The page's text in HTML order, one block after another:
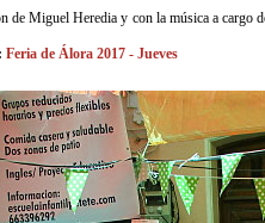
de Miguel Heredia y con la música a cargo
Feria de Álora 2017 - Jueves